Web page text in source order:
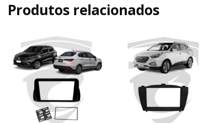
Produtos relacionados